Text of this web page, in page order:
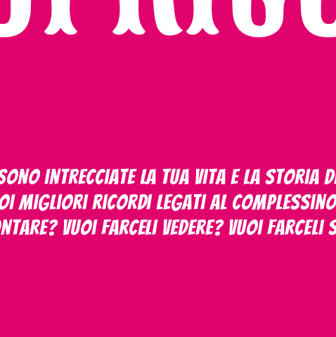
intrecciate la tua vita e la storia di
migliori ricordi legati al
Vuoi farceli vedere? Vuoi farceli